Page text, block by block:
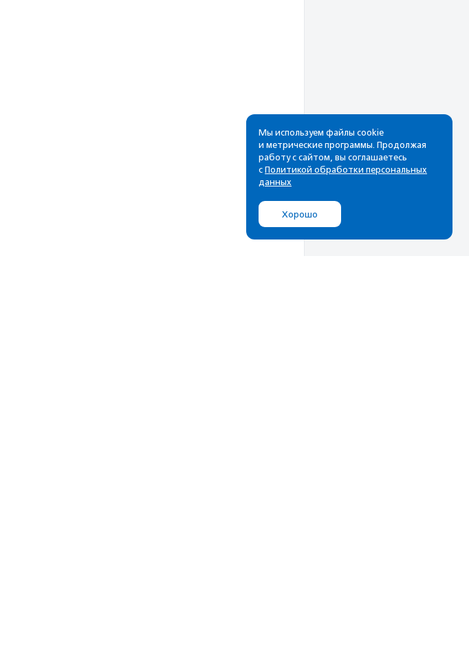
Рассылка
Cамые свежие новости,
почтовом ящике
Мы используем файлы cookie
и метрические программы. Продолжая
работу с сайтом, вы соглашаетесь
с Политикой обработки персональных
данных
Хорошо